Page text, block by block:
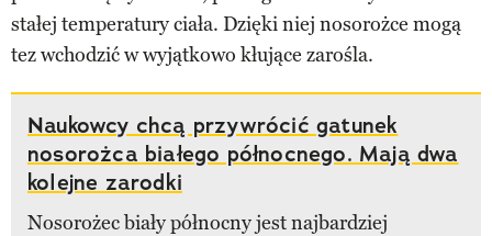
stałej temperatury ciała. Dzięki niej nosorożce mogą
tez wchodzić w wyjątkowo kłujące zarośla.
Naukowcy chcą przywrócić gatunek
nosorożca białego północnego. Mają dwa
kolejne zarodki
Nosorożec biały północny jest najbardziej